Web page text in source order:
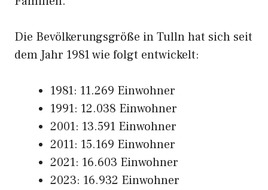
Die Bevölkerungsgröße in Tulln hat sich seit
dem Jahr 1981 wie folgt entwickelt:
1981: 11.269 Einwohner
1991: 12.038 Einwohner
2001: 13.591 Einwohner
2011: 15.169 Einwohner
2021: 16.603 Einwohner
2023: 16.932 Einwohner